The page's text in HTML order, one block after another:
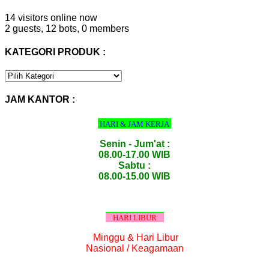
14 visitors online now
2 guests, 12 bots, 0 members
KATEGORI PRODUK :
KATEGORI
JAM KANTOR :
HARI & JAM KERJA
Senin - Jum'at :
08.00-17.00 WIB
Sabtu :
08.00-15.00 WIB
HARI LIBUR
Minggu & Hari Libur
Nasional / Keagamaan